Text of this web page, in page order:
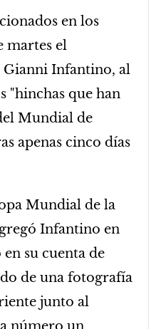
en los
martes el
Gianni Infantino, al
"hinchas que han
Mundial de
apenas cinco días
Mundial de la
Infantino en
su cuenta de
de una fotografía
junto al